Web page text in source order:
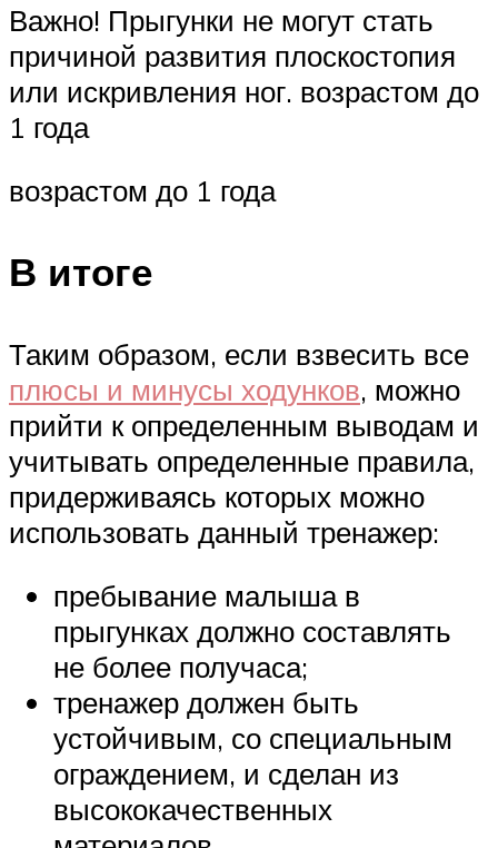
Важно! Прыгунки не могут стать
причиной развития плоскостопия
или искривления ног. возрастом до
1 года
возрастом до 1 года
В итоге
Таким образом, если взвесить все
плюсы и минусы ходунков, можно
прийти к определенным выводам и
учитывать определенные правила,
придерживаясь которых можно
использовать данный тренажер:
пребывание малыша в
прыгунках должно составлять
не более получаса;
тренажер должен быть
устойчивым, со специальным
ограждением, и сделан из
высококачественных